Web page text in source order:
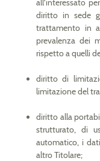
all’interessato
diritto in sede
trattamento in
prevalenza dei
rispetto a quelli
diritto di
limitazione del
diritto alla
strutturato, di
automatico, i
altro Titolare;